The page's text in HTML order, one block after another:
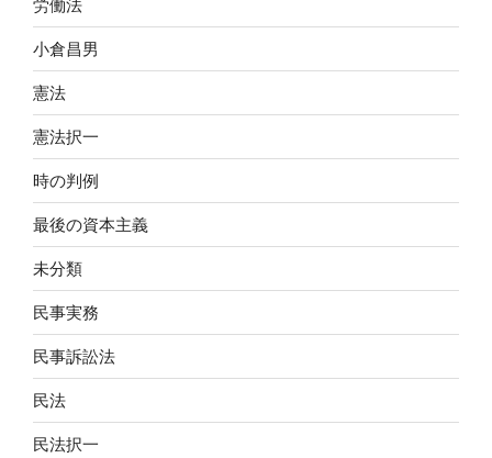
労働法
小倉昌男
憲法
憲法択一
時の判例
最後の資本主義
未分類
民事実務
民事訴訟法
民法
民法択一